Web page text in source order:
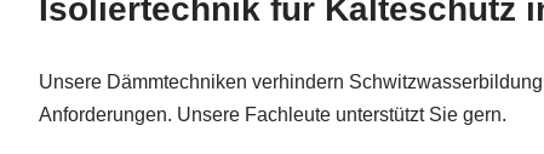
Isoliertechnik für Kälteschutz
Unsere Dämmtechniken verhindern
Anforderungen. Unsere Fachleute unterstützt Sie gern.